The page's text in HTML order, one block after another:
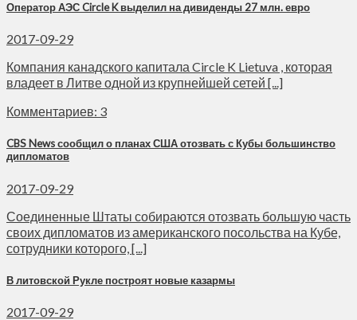
Оператор АЭС Circle K выделил на дивиденды 27 млн. евро
2017-09-29
Компания канадского капитала Circle K Lietuva , которая
владеет в Литве одной из крупнейшей сетей [...]
Комментариев: 3
CBS News сообщил о планах США отозвать с Кубы большинство
дипломатов
2017-09-29
Соединенные Штаты собираются отозвать большую часть
своих дипломатов из американского посольства на Кубе,
сотрудники которого, [...]
В литовской Рукле построят новые казармы
2017-09-29